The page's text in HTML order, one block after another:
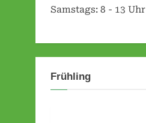
Samstags: 8 - 13 Uhr
Frühling